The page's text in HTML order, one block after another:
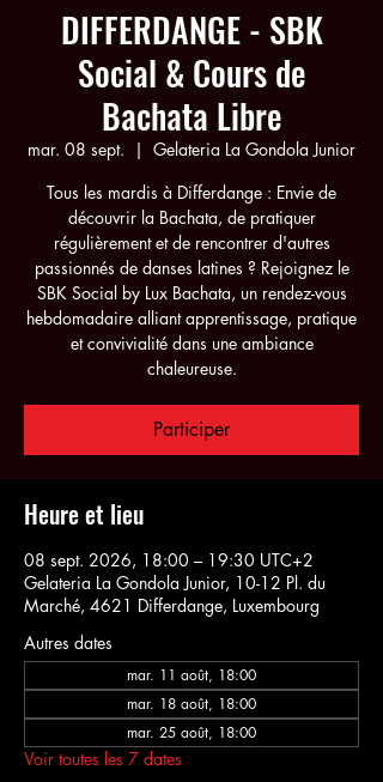
DIFFERDANGE - SBK
Social & Cours de
Bachata Libre
mar. 08 sept.
  |
Gelateria La Gondola Junior
Tous les mardis à Differdange : Envie de
découvrir la Bachata, de pratiquer
régulièrement et de rencontrer d'autres
passionnés de danses latines ? Rejoignez le
SBK Social by Lux Bachata, un rendez-vous
hebdomadaire alliant apprentissage, pratique
et convivialité dans une ambiance
chaleureuse.
Participer
Heure et lieu
08 sept. 2026, 18:00 – 19:30 UTC+2
Gelateria La Gondola Junior, 10-12 Pl. du
Marché, 4621 Differdange, Luxembourg
Autres dates
mar. 11 août, 18:00
mar. 18 août, 18:00
mar. 25 août, 18:00
Voir toutes les 7 dates